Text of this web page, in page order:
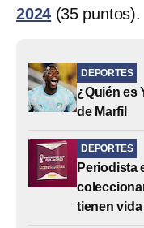
2024 (35 puntos).
DEPORTES
¿Quién es
de Marfil
DEPORTES
Periodista
tienen